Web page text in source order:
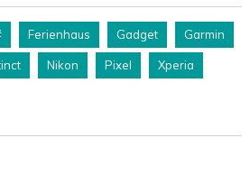
Ferienhaus Gadget Garmin
Nikon Pixel Xperia